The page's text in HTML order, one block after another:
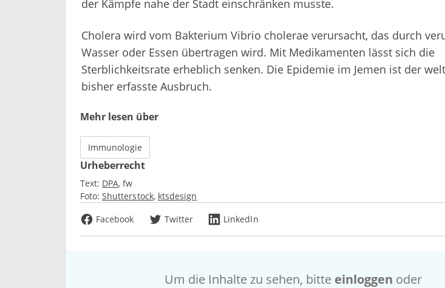
der Kämpfe nahe der Stadt einschränken musste.
Cholera wird vom Bakterium Vibrio cholerae verursacht, das durch
Wasser oder Essen übertragen wird. Mit Medikamenten lässt sich die
Sterblichkeitsrate erheblich senken. Die Epidemie im Jemen ist der
bisher erfasste Ausbruch.
Mehr lesen über
Immunologie
Urheberrecht
Text: DPA fw
Foto: Shutterstock ktsdesign
Facebook
Twitter LinkedIn
Um die Inhalte zu sehen, bitte einloggen oder